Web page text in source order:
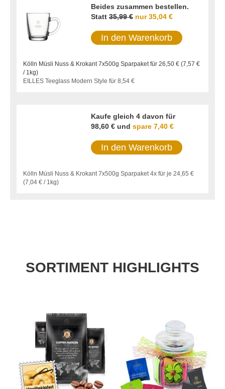
Beides zusammen bestellen.
Statt35,99 € nur35,04 €
In den Warenkorb
Kölln Müsli Nuss & Krokant 7x500g Sparpaket für 26,50 € (7,57 €
/ 1kg)
EILLES Teeglass Modern Style für 8,54 €
Kaufe gleich 4 davon für
98,60 €und spare 7,40 €
In den Warenkorb
Kölln Müsli Nuss & Krokant 7x500g Sparpaket 4x für je 24,65 €
(7,04 € / 1kg)
SORTIMENT HIGHLIGHTS